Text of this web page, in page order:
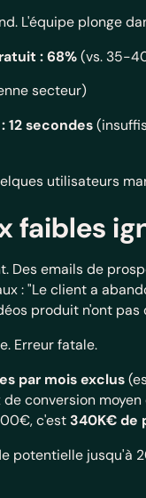
L'équipe plonge
: 68%(vs. 35-
secteur)
12 secondes
utilisateurs
faibles
Des emails de
: "Le client a
produit n'ont
Erreur fatale.
par mois exclus
conversion
c'est340K€ de
potentielle